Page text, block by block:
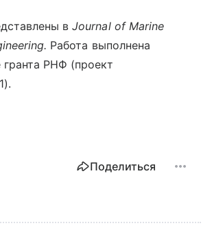
вJournal of Marine
Работа выполнена
РНФ (проект
Поделиться